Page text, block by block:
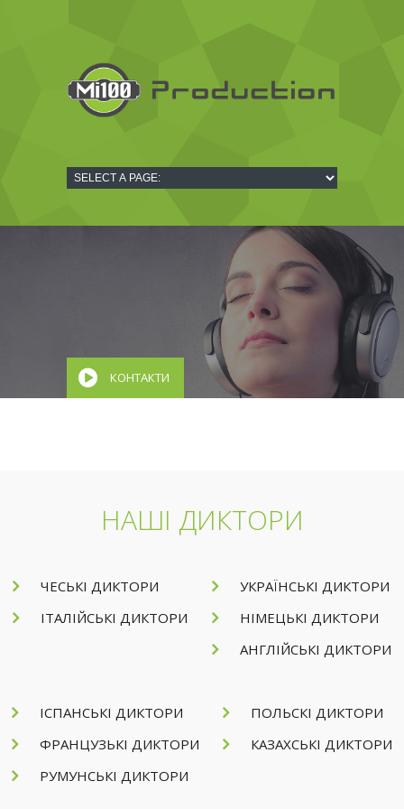
КОНТАКТИ
НАШІ ДИКТОРИ
ЧЕСЬКІ ДИКТОРИ
ІТАЛІЙСЬКІ ДИКТОРИ
УКРАЇНСЬКІ ДИКТОРИ
НІМЕЦЬКІ ДИКТОРИ
АНГЛІЙСЬКІ ДИКТОРИ
ІСПАНСЬКІ ДИКТОРИ
ФРАНЦУЗЬКІ ДИКТОРИ
РУМУНСЬКІ ДИКТОРИ
ПОЛЬСКІ ДИКТОРИ
КАЗАХСЬКІ ДИКТОРИ